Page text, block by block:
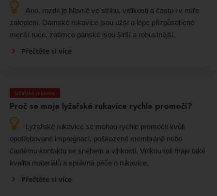
Ano, rozdíl je hlavně ve střihu, velikosti a často i v míře
zateplení. Dámské rukavice jsou užší a lépe přizpůsobené
menší ruce, zatímco pánské jsou širší a robustnější.
Přečtěte si více
Lyžařské rukavice
Proč se moje lyžařské rukavice rychle promočí?
Lyžařské rukavice se mohou rychle promočit kvůli
opotřebované impregnaci, poškozené membráně nebo
častému kontaktu se sněhem a vlhkostí. Velkou roli hraje také
kvalita materiálů a správná péče o rukavice.
Přečtěte si více